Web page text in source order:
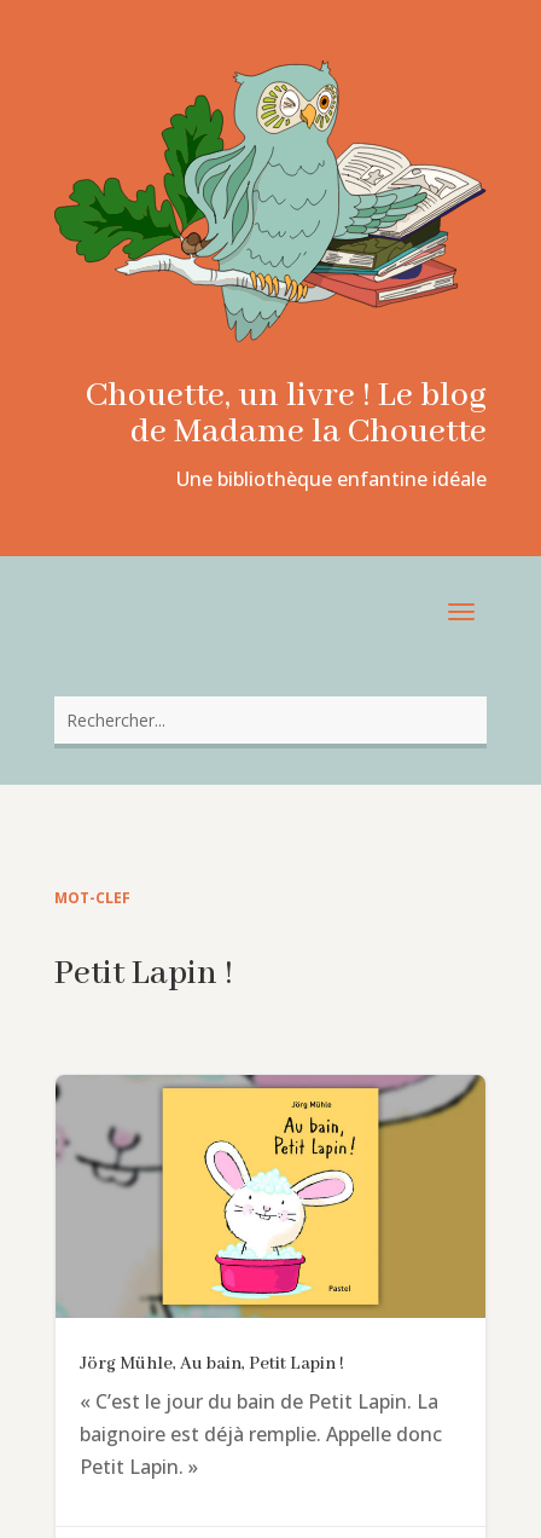
Chouette, un livre ! Le blog
de Madame la Chouette
Une bibliothèque enfantine idéale
MOT-CLEF
Petit Lapin !
Jörg Mühle, Au bain, Petit Lapin !
« C’est le jour du bain de Petit Lapin. La
baignoire est déjà remplie. Appelle donc
Petit Lapin. »